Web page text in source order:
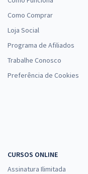
Como Comprar
Loja Social
Programa de Afiliados
Trabalhe Conosco
Preferência de Cookies
CURSOS ONLINE
Assinatura Ilimitada